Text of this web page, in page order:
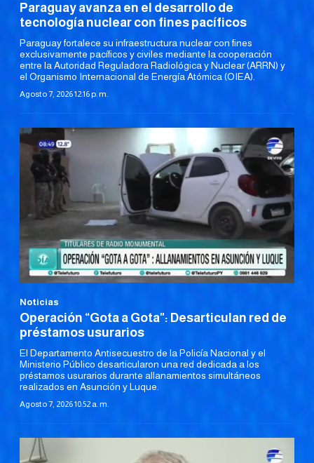
Paraguay avanza en el desarrollo de
tecnología nuclear con fines pacíficos
Paraguay fortalece su infraestructura nuclear con fines
exclusivamente pacíficos y civiles mediante la cooperación
entre la Autoridad Reguladora Radiológica y Nuclear (ARRN) y
el Organismo Internacional de Energía Atómica (OIEA).
Agosto 7, 2026 12:16 p. m.
Noticias
Operación “Gota a Gota": Desarticulan red de
préstamos usurarios
El Departamento Antisecuestro de la Policía Nacional y el
Ministerio Público desarticularon una red dedicada a los
préstamos usurarios durante allanamientos simultáneos
realizados en Asunción y Luque.
Agosto 7, 2026 10:52 a. m.